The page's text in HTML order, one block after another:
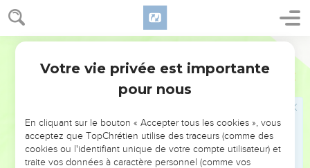
Psaumes 31
t’invoque. Que les méchants soient dans la honte, Qu’ils
descendent en silence au séjour des morts !
parlent avec audace contre le juste, Avec orgueil et mépris !
Oh ! combien est grande ta bonté, Que tu tiens en réserve
se réfugient en toi, En face des humains !
Tu les caches sous l’abri de ta face loin des intrigues des
hommes, Dans un refuge tu les préserves des langues qui
Votre vie privée est importante
pour nous
En cliquant sur le bouton « Accepter tous les cookies », vous
acceptez que TopChrétien utilise des traceurs (comme des
cookies ou l'identifiant unique de votre compte utilisateur) et
traite vos données à caractère personnel (comme vos